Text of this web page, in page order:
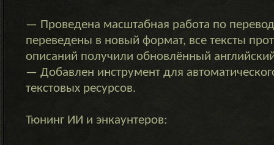
— Проведена масштабная работа по
переведены в новый формат, все тексты
описаний получили обновлённый
— Добавлен инструмент для
текстовых ресурсов.
Тюнинг ИИ и энкаунтеров: